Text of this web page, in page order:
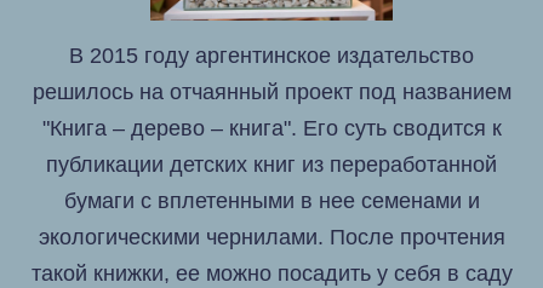
В 2015 году аргентинское издательство
решилось на отчаянный проект под названием
"Книга – дерево – книга". Его суть сводится к
публикации детских книг из переработанной
бумаги с вплетенными в нее семенами и
экологическими чернилами. После прочтения
такой книжки, ее можно посадить у себя в саду